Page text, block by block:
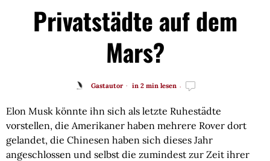
Privatstädte auf dem
Mars?
Gastautor in 2 min lesen
Elon Musk könnte ihn sich als letzte Ruhestädte
vorstellen, die Amerikaner haben mehrere Rover dort
gelandet, die Chinesen haben sich dieses Jahr
angeschlossen und selbst die zumindest zur Zeit ihrer